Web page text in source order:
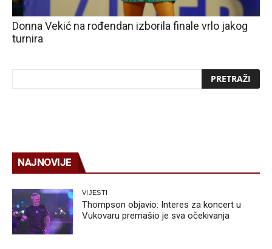
Donna Vekić na rođendan izborila finale vrlo jakog
turnira
NAJNOVIJE
VIJESTI
Thompson objavio: Interes za koncert u
Vukovaru premašio je sva očekivanja